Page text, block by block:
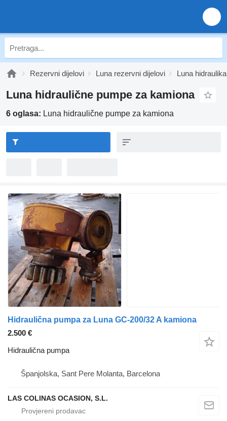
Rezervni dijelovi Luna rezervni dijelovi Luna hidraulika
Luna hidraulične pumpe za kamiona
6 oglasa: Luna hidraulične pumpe za kamiona
Hidraulična pumpa za Luna GC-200/32 A kamiona
2.500 €
Hidraulična pumpa
Španjolska, Sant Pere Molanta, Barcelona
LAS COLINAS OCASION, S.L.